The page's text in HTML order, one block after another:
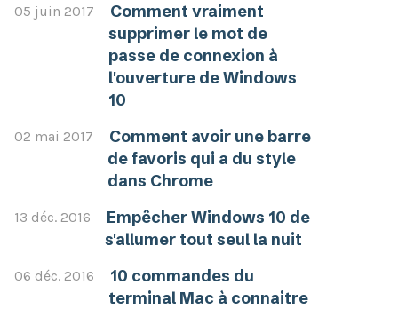
05 juin 2017
Comment vraiment
supprimer le mot de
passe de connexion à
l'ouverture de Windows
10
02 mai 2017
Comment avoir une barre
de favoris qui a du style
dans Chrome
13 déc. 2016
Empêcher Windows 10 de
s'allumer tout seul la nuit
06 déc. 2016
10 commandes du
terminal Mac à connaitre